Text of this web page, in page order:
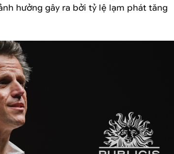
hưởng gây ra bởi tỷ lệ lạm phát tăng